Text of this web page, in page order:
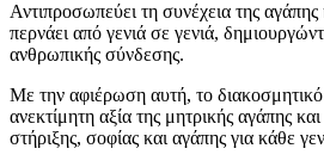
Αντιπροσωπεύει τη συνέχεια της αγάπης
περνάει από γενιά σε γενιά,
ανθρωπικής σύνδεσης.
Με την αφιέρωση αυτή, το διακοσμητικό
ανεκτίμητη αξία της μητρικής αγάπης
στήριξης, σοφίας και αγάπης για κάθε